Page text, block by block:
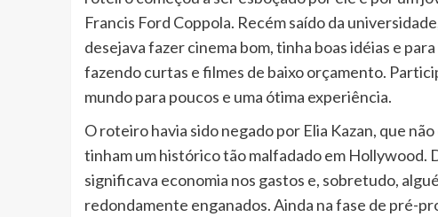
Francis Ford Coppola. Recém saído da
desejava fazer cinema bom, tinha boas idéias e
fazendo curtas e filmes de baixo orçamento.
mundo para poucos e uma ótima experiência.
O roteiro havia sido negado por Elia Kazan, que
tinham um histórico tão malfadado em Hollywood.
significava economia nos gastos e, sobretudo,
redondamente enganados. Ainda na fase de pré-